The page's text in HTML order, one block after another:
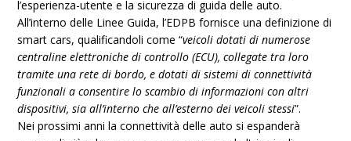
l’esperienza-utente e la sicurezza di guida delle auto.
All’interno delle Linee Guida, l’EDPB fornisce una definizione di
smart cars, qualificandoli come “veicoli dotati di numerose
centraline elettroniche di controllo (ECU), collegate tra loro
tramite una rete di bordo, e dotati di sistemi di connettività
funzionali a consentire lo scambio di informazioni con altri
dispositivi, sia all’interno che all’esterno dei veicoli stessi”.
Nei prossimi anni la connettività delle auto si espanderà